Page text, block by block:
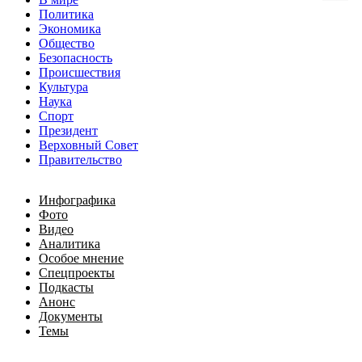
Политика
Экономика
Общество
Безопасность
Происшествия
Культура
Наука
Спорт
Президент
Верховный Совет
Правительство
Инфографика
Фото
Видео
Аналитика
Особое мнение
Спецпроекты
Подкасты
Анонс
Документы
Темы